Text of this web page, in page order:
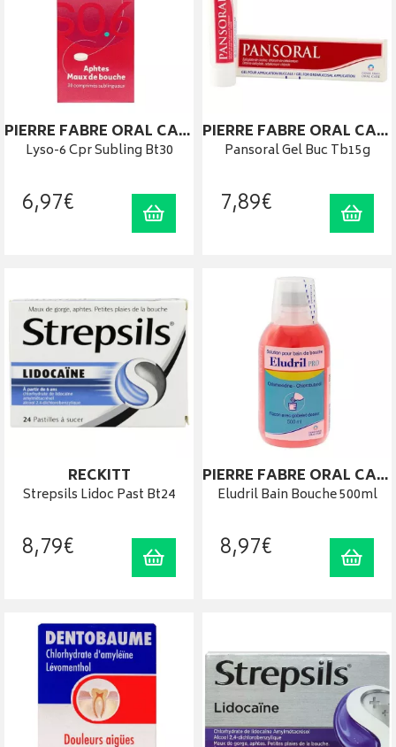
PIERRE FABRE ORAL CARE
Lyso-6 Cpr Subling Bt30
6,97€ Ajouter au panier
PIERRE FABRE ORAL CARE
Pansoral Gel Buc Tb15g
7,89€
RECKITT
Strepsils Lidoc Past Bt24
8,79€ Ajouter au panier
PIERRE FABRE ORAL CARE
Eludril Bain Bouche 500ml
8,97€